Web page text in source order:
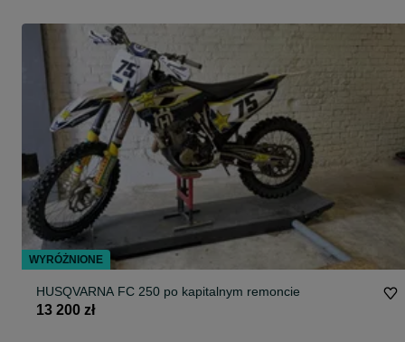
HUSQVARNA FC 250 po kapitalnym remoncie
13 200 zł
WYRÓŻNIONE